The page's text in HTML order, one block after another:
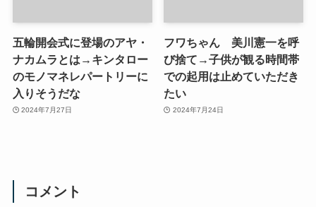
五輪開会式に登場のアヤ・
ナカムラとは→キンタロー
のモノマネレパートリーに
入りそうだな
2024年7月27日
フワちゃん 美川憲一を呼
び捨て→子供が観る時間帯
での起用は止めていただき
たい
2024年7月24日
コメント